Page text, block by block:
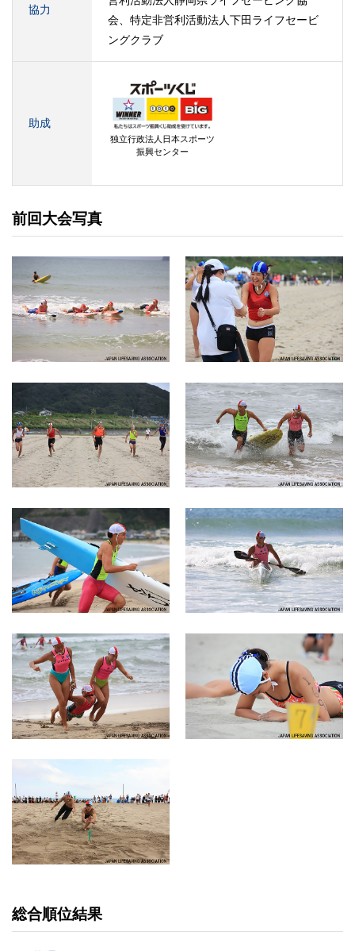
協力
会、特定非営利活動法人下田ライフセービ
ングクラブ
助成
独立行政法人日本スポーツ
振興センター
前回大会写真
総合順位結果